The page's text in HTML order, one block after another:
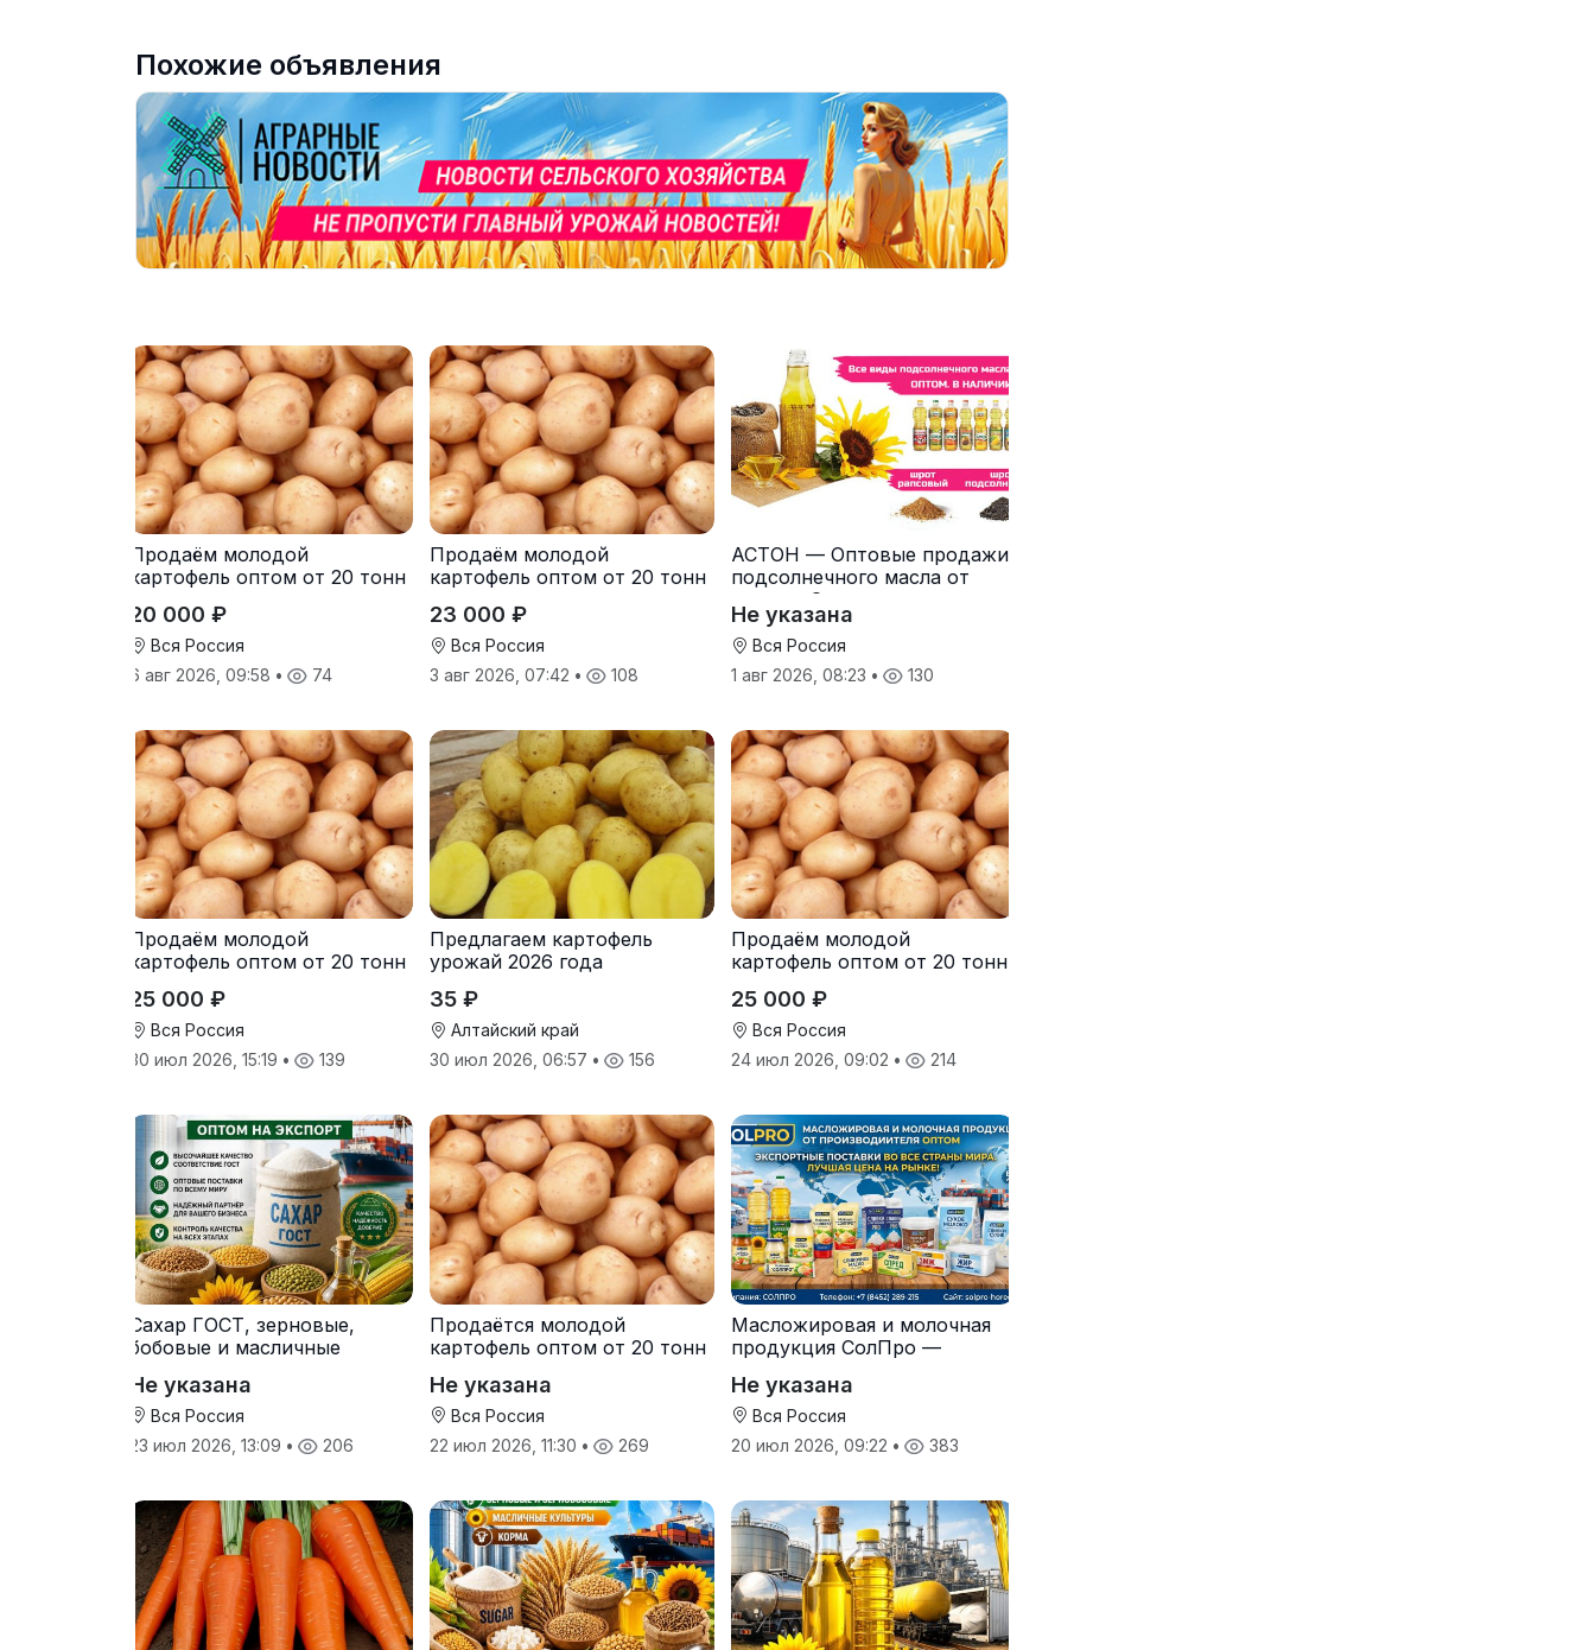
Похожие объявления
Продаём молодой
картофель оптом от 20 тонн
20 000 ₽
Вся Россия
6 авг 2026, 09:58 • 74
Продаём молодой
картофель оптом от 20 тонн
23 000 ₽
Вся Россия
3 авг 2026, 07:42 • 108
АСТОН — Оптовые продажи
подсолнечного масла от
завода. Экспорт
Не указана
Вся Россия
1 авг 2026, 08:23 • 130
Продаём молодой
картофель оптом от 20 тонн
25 000 ₽
Вся Россия
30 июл 2026, 15:19 • 139
Предлагаем картофель
урожай 2026 года
35 ₽
Алтайский край
30 июл 2026, 06:57 • 156
Продаём молодой
картофель оптом от 20 тонн
25 000 ₽
Вся Россия
24 июл 2026, 09:02 • 214
Сахар ГОСТ, зерновые,
бобовые и масличные
Не указана
Вся Россия
23 июл 2026, 13:09 • 206
Продаётся молодой
картофель оптом от 20 тонн
Не указана
Вся Россия
22 июл 2026, 11:30 • 269
Масложировая и молочная
продукция СолПро —
Не указана
Вся Россия
20 июл 2026, 09:22 • 383